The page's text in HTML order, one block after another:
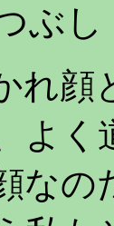
ぶし
れ顔
よく
なの